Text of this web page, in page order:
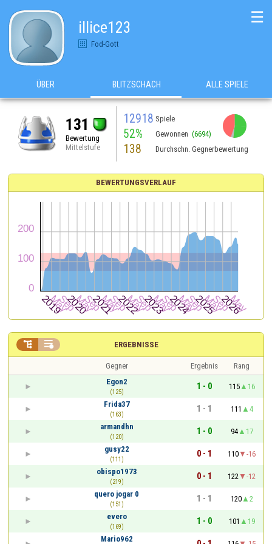
illice123
Fod-Gott
☰
ÜBER BLITZSCHACH ALLE SPIELE
131
Bewertung
Mittelstufe
12918 Spiele
52% Gewonnen (6694)
138 Durchschn. Gegnerbewertung
BEWERTUNGSVERLAUF
ERGEBNISSE
 
Gegner Ergebnis
Rang
Egon2
(125)
1 - 0 115
16
Frida37
(163)
1 - 1 111
4
armandhn
(120)
1 - 0 94
17
gusy22
(111)
0 - 1 110
-16
obispo1973
(219)
0 - 1 122
-12
quero jogar 0
(151)
1 - 1 120
2
evero
(169)
1 - 0 101
19
Mario962